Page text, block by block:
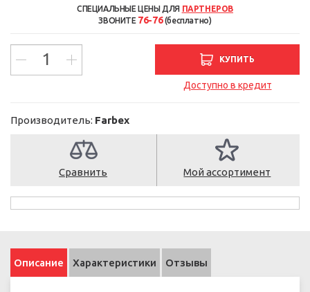
СПЕЦИАЛЬНЫЕ ЦЕНЫ ДЛЯ ПАРТНЕРОВ
ЗВОНИТЕ 76-76(бесплатно)
КУПИТЬ
Доступно в кредит
Производитель: Farbex
Сравнить Мой ассортимент
Описание Характеристики Отзывы